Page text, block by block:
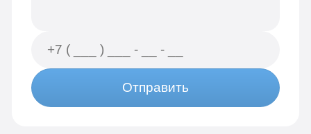
Отправить